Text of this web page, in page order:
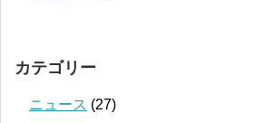
カテゴリー
ニュース (27)